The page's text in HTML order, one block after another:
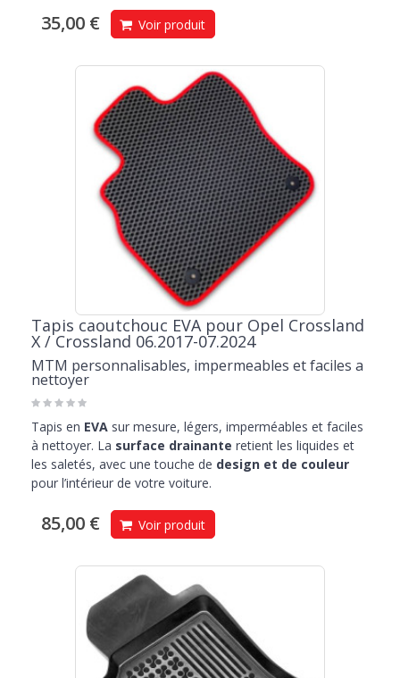
35,00 € Voir produit
Tapis caoutchouc EVA pour Opel Crossland
X / Crossland 06.2017-07.2024
MTM personnalisables, impermeables et faciles a
nettoyer
Tapis en EVA sur mesure, légers, imperméables et faciles
à nettoyer. La surface drainante retient les liquides et
les saletés, avec une touche de design et de couleur
pour l’intérieur de votre voiture.
85,00 € Voir produit